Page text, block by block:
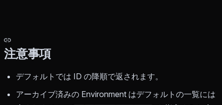
注意事項
デフォルトでは ID の降順で返されます。
アーカイブ済みの Environment はデフォルトの一覧には